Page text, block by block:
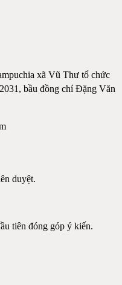
xã Vũ Thư tổ chức
bầu đồng chí Đặng Văn
duyệt.
tiên đóng góp ý kiến.